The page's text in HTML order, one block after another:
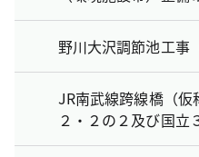
野川大沢調節池工事
JR南武線跨線橋（仮
２・２の２及び国立